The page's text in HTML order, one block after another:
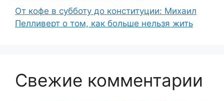
От кофе в субботу до конституции: Михаил
Пелливерт о том, как больше нельзя жить
Свежие комментарии